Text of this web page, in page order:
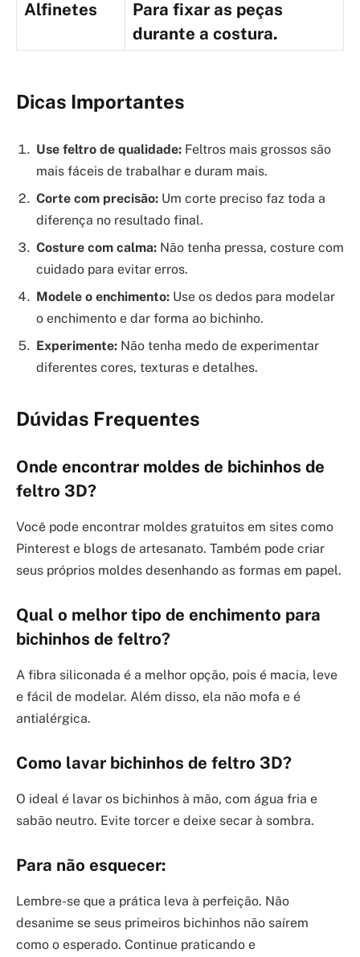
Alfinetes
Para fixar as peças
durante a costura.
Dicas Importantes
Use feltro de qualidade: Feltros mais grossos são
mais fáceis de trabalhar e duram mais.
Corte com precisão: Um corte preciso faz toda a
diferença no resultado final.
Costure com calma: Não tenha pressa, costure com
cuidado para evitar erros.
Modele o enchimento: Use os dedos para modelar
o enchimento e dar forma ao bichinho.
Experimente: Não tenha medo de experimentar
diferentes cores, texturas e detalhes.
Dúvidas Frequentes
Onde encontrar moldes de bichinhos de
feltro 3D?
Você pode encontrar moldes gratuitos em sites como
Pinterest e blogs de artesanato. Também pode criar
seus próprios moldes desenhando as formas em papel.
Qual o melhor tipo de enchimento para
bichinhos de feltro?
A fibra siliconada é a melhor opção, pois é macia, leve
e fácil de modelar. Além disso, ela não mofa e é
antialérgica.
Como lavar bichinhos de feltro 3D?
O ideal é lavar os bichinhos à mão, com água fria e
sabão neutro. Evite torcer e deixe secar à sombra.
Para não esquecer:
Lembre-se que a prática leva à perfeição. Não
desanime se seus primeiros bichinhos não saírem
como o esperado. Continue praticando e